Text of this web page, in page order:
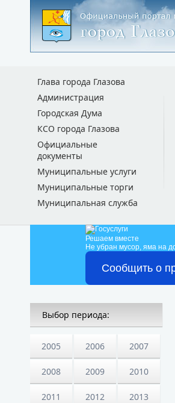
Глава города Глазова
Администрация
Городская Дума
КСО города Глазова
Официальные
документы
Муниципальные услуги
Муниципальные торги
Муниципальная служба
Решаем вместе
Не убран мусор, яма на
Сообщить о
Выбор периода:
2005 2006 2007
2008 2009 2010
2011 2012 2013